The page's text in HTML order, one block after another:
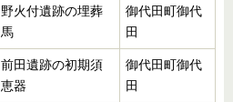
野火付遺跡の埋葬
馬
御代田町御代
田
前田遺跡の初期須
恵器
御代田町御代
田